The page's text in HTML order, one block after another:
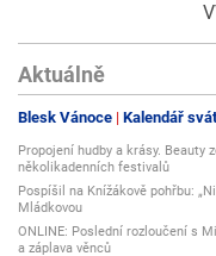
Aktuálně
Blesk Vánoce Kalendář
Propojení hudby a krásy. Beauty
několikadenních festivalů
Pospíšil na Knížákově pohřbu:
Mládkovou
ONLINE: Poslední rozloučení s
a záplava věnců